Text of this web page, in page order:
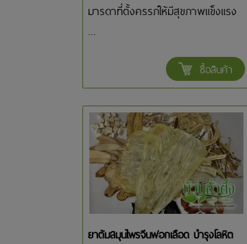
มารดาที่ตั้งครรภ์ให้มีสุขภาพแข็งแรง
...
ซื้อสินค้า
ยาต้มสมุนไพรจีนฟอกเลือด บำรุงโลหิต